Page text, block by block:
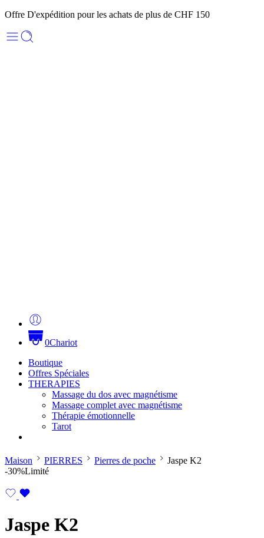
Offre D'expédition pour les achats de plus de CHF 150
0Chariot
Boutique
Offres Spéciales
THERAPIES
Massage du dos avec magnétisme
Massage complet avec magnétisme
Thérapie émotionnelle
Tarot
Maison PIERRES Pierres de poche
Jaspe K2
-30%Limité
Jaspe K2